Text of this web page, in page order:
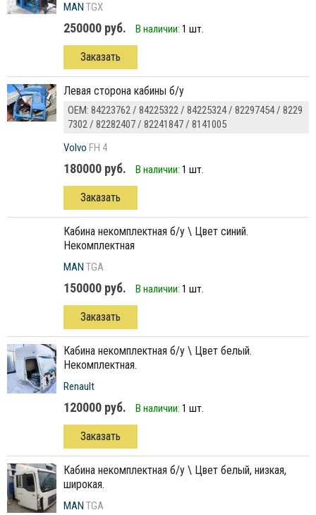
MAN TGX
250000 руб. В наличии: 1 шт.
Заказать
Левая сторона кабины б/у
ОЕМ: 84223762 / 84225322 / 84225324 / 82297454 / 8229
7302 / 82282407 / 82241847 / 8141005
Volvo FH 4
180000 руб. В наличии: 1 шт.
Заказать
кабина некомплектная б/у \ Цвет синий.
Некомплектная
MAN TGA
150000 руб. В наличии: 1 шт.
Заказать
кабина некомплектная б/у \ Цвет белый.
Некомплектная.
Renault
120000 руб. В наличии: 1 шт.
Заказать
кабина некомплектная б/у \ Цвет белый, низкая,
широкая.
MAN TGA